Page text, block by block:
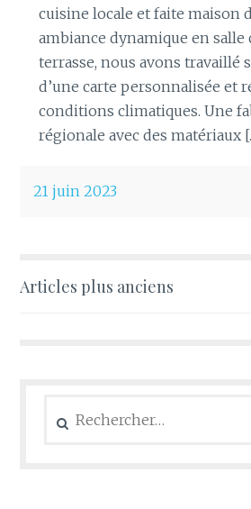
cuisine locale et faite maison
ambiance dynamique en salle
terrasse, nous avons travaillé
d’une carte personnalisée et
conditions climatiques. Une
régionale avec des matériaux
21 juin 2023
Navigation
Articles plus anciens